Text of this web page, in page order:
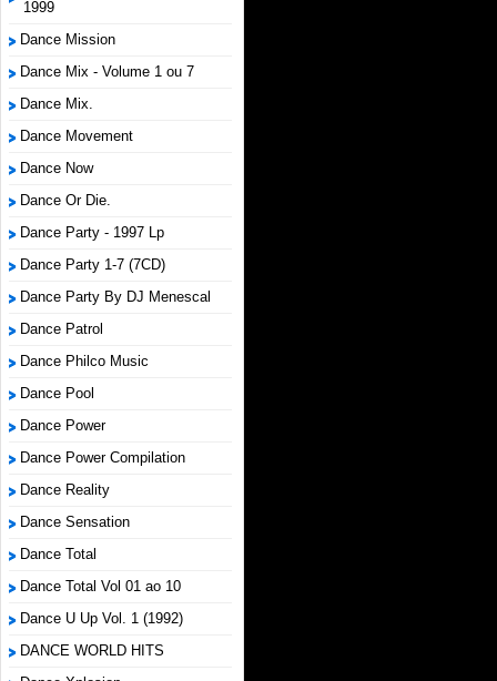
1999
Dance Mission
Dance Mix - Volume 1 ou 7
Dance Mix.
Dance Movement
Dance Now
Dance Or Die.
Dance Party - 1997 Lp
Dance Party 1-7 (7CD)
Dance Party By DJ Menescal
Dance Patrol
Dance Philco Music
Dance Pool
Dance Power
Dance Power Compilation
Dance Reality
Dance Sensation
Dance Total
Dance Total Vol 01 ao 10
Dance U Up Vol. 1 (1992)
DANCE WORLD HITS